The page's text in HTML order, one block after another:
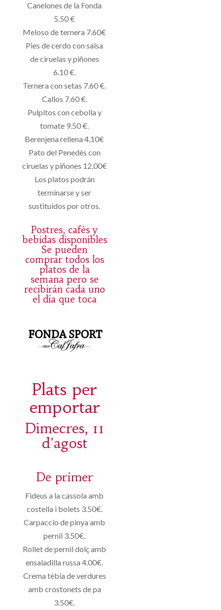
Canelones de la Fonda
5.50 €
Meloso de ternera 7.60€
Pies de cerdo con salsa
de ciruelas y piñones
6.10 €.
Ternera con setas 7.60 €.
Callos 7.60 €.
Pulpitos con cebolla y
tomate 9.50 €.
Berenjena rellena 4,10€
Pato del Penedès con
ciruelas y piñones 12,00€
Los platos podrán
terminarse y ser
sustituidos por otros.
Postres, cafés y
bebidas disponibles
Se pueden
comprar todos los
platos de la
semana pero se
recibirán cada uno
el día que toca
Plats per
emportar
Dimecres, 11
d'agost
De primer
Fideus a la cassola amb
costella i bolets 3.50€.
Carpaccio de pinya amb
pernil 3.50€.
Rollet de pernil dolç amb
ensaladilla russa 4.00€.
Crema tèbia de verdures
amb crostonets de pa
3.50€.